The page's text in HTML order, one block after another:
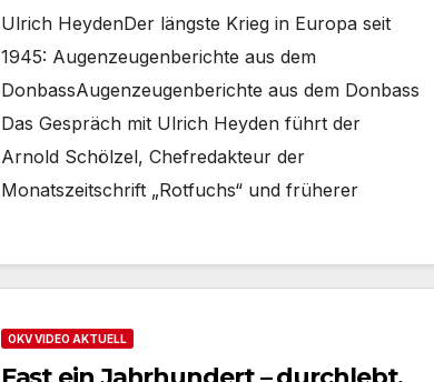
Donbass
Ulrich HeydenDer längste Krieg in Europa seit
1945: Augenzeugenberichte aus dem
DonbassAugenzeugenberichte aus dem Donbass
Das Gespräch mit Ulrich Heyden führt der
Arnold Schölzel, Chefredakteur der
Monatszeitschrift „Rotfuchs“ und früherer
OKV VIDEO AKTUELL